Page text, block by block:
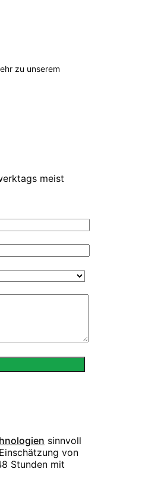
zu unserem
meist
sinnvoll
von
Stunden mit